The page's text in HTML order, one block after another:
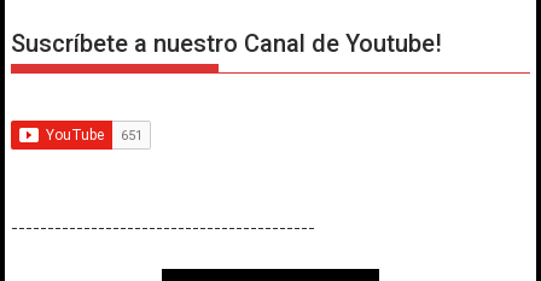
Suscríbete a nuestro Canal de Youtube!
------------------------------------------